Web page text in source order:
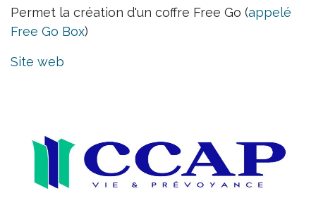
Permet la création d'un coffre Free Go (appelé
Free Go Box)
Site web